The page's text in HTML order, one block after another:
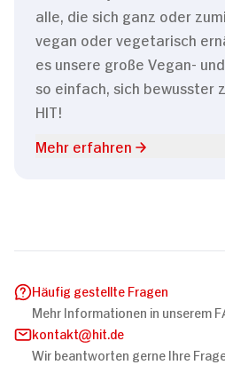
alle, die sich ganz oder
vegan oder vegetarisch
es unsere große Vegan-
so einfach, sich bewusster
HIT!
Mehr erfahren
Häufig gestellte Fragen
Mehr Informationen in unserem
kontakt
hit.de
Wir beantworten gerne Ihre